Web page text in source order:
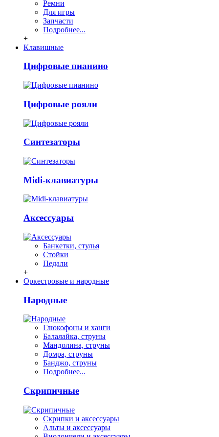
Ремни
Для игры
Запчасти
Подробнее...
+
Клавишные
Цифровые пианино
Цифровые рояли
Синтезаторы
Midi-клавиатуры
Аксессуары
Банкетки, стулья
Стойки
Педали
+
Оркестровые и народные
Народные
Глюкофоны и ханги
Балалайка, струны
Мандолина, струны
Домра, струны
Банджо, струны
Подробнее...
Скрипичные
Скрипки и аксессуары
Альты и аксессуары